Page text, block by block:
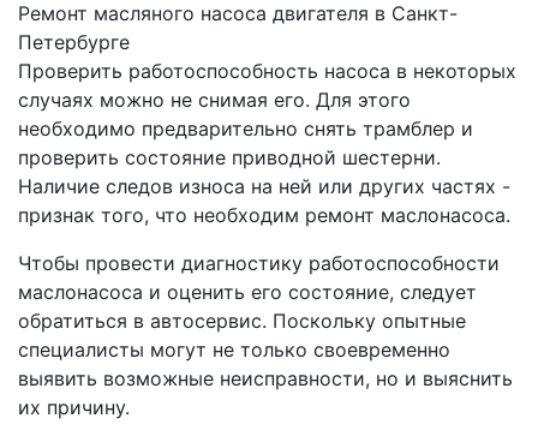
Ремонт масляного насоса двигателя в Санкт-
Петербурге
Проверить работоспособность насоса в некоторых
случаях можно не снимая его. Для этого
необходимо предварительно снять трамблер и
проверить состояние приводной шестерни.
Наличие следов износа на ней или других частях -
признак того, что необходим ремонт маслонасоса.
Чтобы провести диагностику работоспособности
маслонасоса и оценить его состояние, следует
обратиться в автосервис. Поскольку опытные
специалисты могут не только своевременно
выявить возможные неисправности, но и выяснить
их причину.